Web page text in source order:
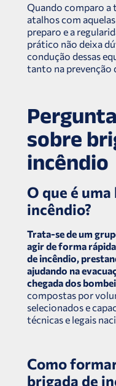
Quando comparo a
atalhos com
preparo e a
prático não deixa
condução dessas
tanto na prevenção
sobre
incêndio
O que é
incêndio?
Trata-se de um
agir de forma
de incêndio,
ajudando na
chegada dos
compostas por
selecionados e
técnicas e legais
Como
brigada de